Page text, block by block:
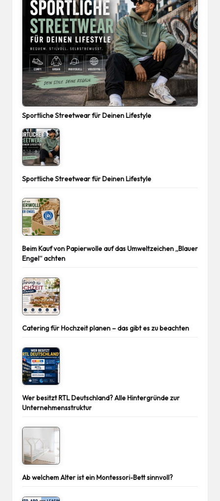
Sportliche Streetwear für Deinen Lifestyle
Sportliche Streetwear für Deinen Lifestyle
Beim Kauf von Papierwolle auf das Umweltzeichen „Blauer
Engel“ achten
Catering für Hochzeit planen – das gibt es zu beachten
Wer besitzt RTL Deutschland? Alle Hintergründe zur
Unternehmensstruktur
Ab welchem Alter ist ein Montessori-Bett sinnvoll?